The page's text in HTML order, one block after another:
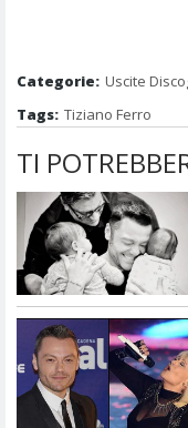
Categorie: Uscite
Tags: Tiziano Ferro
TI